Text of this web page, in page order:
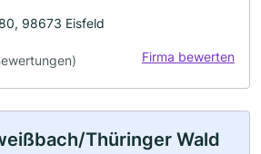
98673 Eisfeld
Firma bewerten
Thüringer Wald